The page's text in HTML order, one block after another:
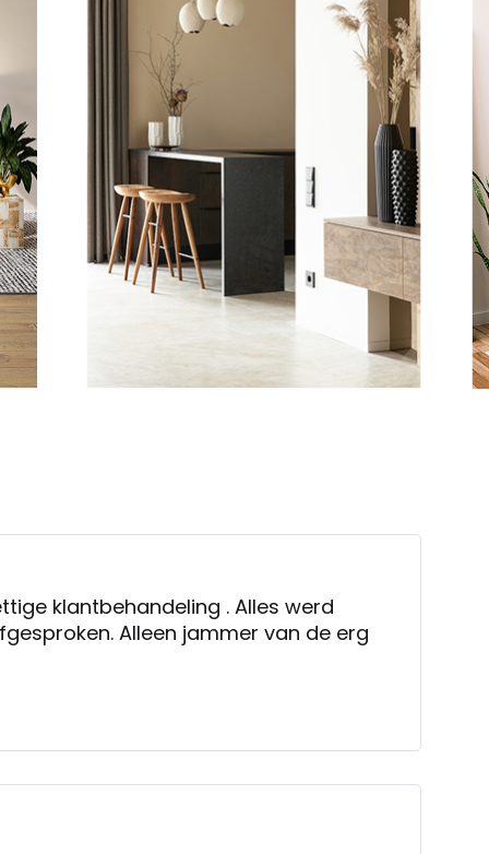
klantbehandeling . Alles werd
Alleen jammer van de erg